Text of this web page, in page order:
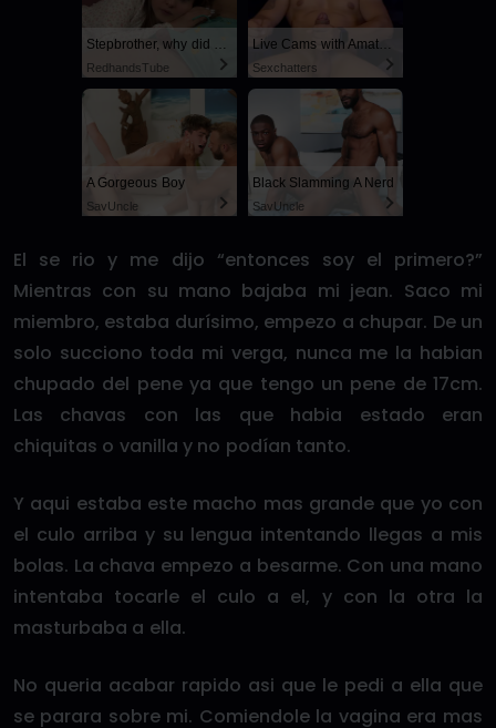
Stepbrother, why did you show me your dick? Now I want to fuck you with my wet pussy
RedhandsTube
Live Cams with Amateur Men
Sexchatters
A Gorgeous Boy
SayUncle
Black Slamming A Nerd
SayUncle
El se rio y me dijo “entonces soy el primero?”
Mientras con su mano bajaba mi jean. Saco mi
miembro, estaba durísimo, empezo a chupar. De un
solo succiono toda mi verga, nunca me la habian
chupado del pene ya que tengo un pene de 17cm.
Las chavas con las que habia estado eran
chiquitas o vanilla y no podían tanto.
Y aqui estaba este macho mas grande que yo con
el culo arriba y su lengua intentando llegas a mis
bolas. La chava empezo a besarme. Con una mano
intentaba tocarle el culo a el, y con la otra la
masturbaba a ella.
No queria acabar rapido asi que le pedi a ella que
se parara sobre mi. Comiendole la vagina era mas